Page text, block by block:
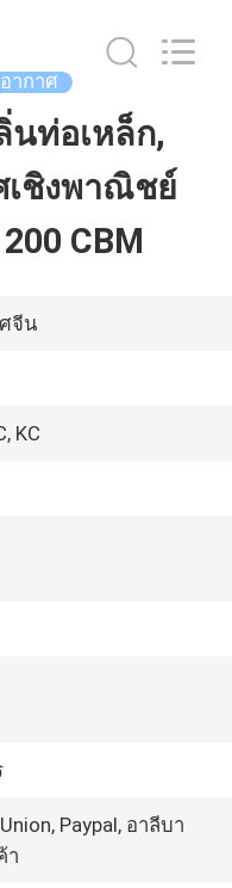
ากาศ
นท่อเหล็ก,
เชิงพาณิชย์
CBM
จีน
KC
Paypal, อาลีบา
า